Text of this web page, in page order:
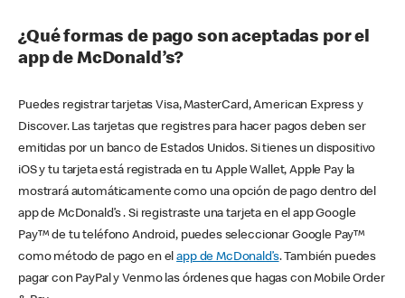
¿Qué formas de pago son aceptadas por el
app de McDonald’s?
Puedes registrar tarjetas Visa, MasterCard, American Express y
Discover. Las tarjetas que registres para hacer pagos deben ser
emitidas por un banco de Estados Unidos. Si tienes un dispositivo
iOS y tu tarjeta está registrada en tu Apple Wallet, Apple Pay la
mostrará automáticamente como una opción de pago dentro del
app de McDonald’s . Si registraste una tarjeta en el app Google
Pay™ de tu teléfono Android, puedes seleccionar Google Pay™
como método de pago en elapp de McDonald’s. También puedes
pagar con PayPal y Venmo las órdenes que hagas con Mobile Order